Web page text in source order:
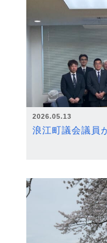
2026.05.13
浪江町議会議員